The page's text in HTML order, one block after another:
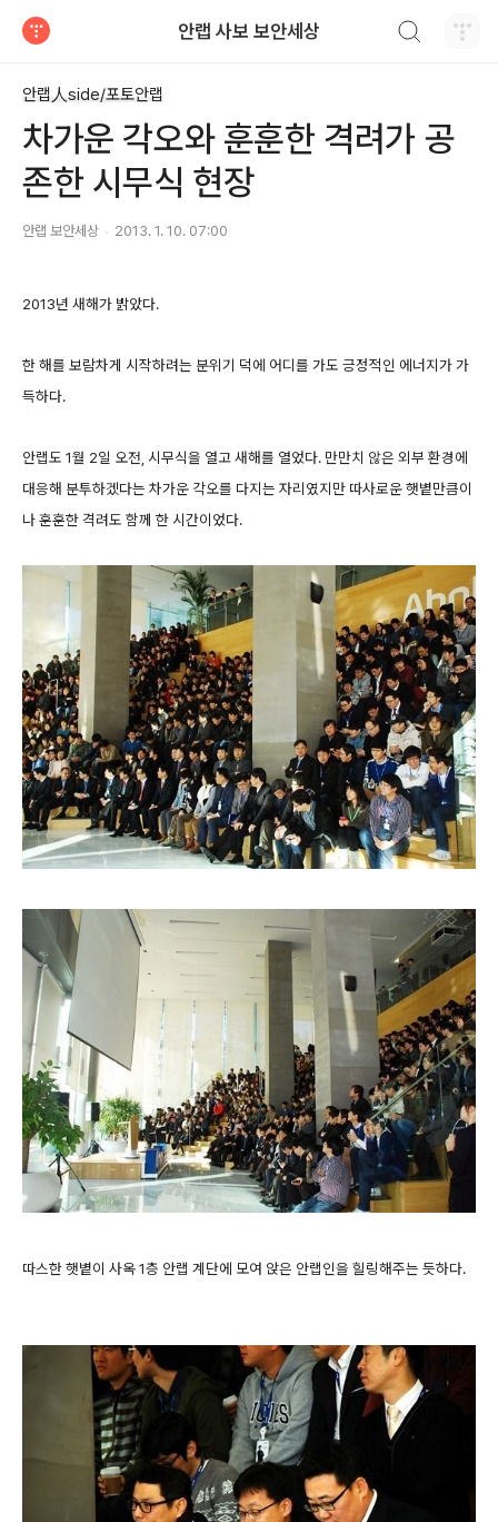
안랩 사보 보안세상
안랩人side/포토안랩
차가운 각오와 훈훈한 격려가 공
존한 시무식 현장
안랩 보안세상 2013. 1. 10. 07:00
2013년 새해가 밝았다.
한 해를 보람차게 시작하려는 분위기 덕에 어디를 가도 긍정적인 에너지가 가
득하다.
안랩도 1월 2일 오전, 시무식을 열고 새해를 열었다. 만만치 않은 외부 환경에
대응해 분투하겠다는 차가운 각오를 다지는 자리였지만 따사로운 햇볕만큼이
나 훈훈한 격려도 함께 한 시간이었다.
따스한 햇볕이 사옥 1층 안랩 계단에 모여 앉은 안랩인을 힐링해주는 듯하다.